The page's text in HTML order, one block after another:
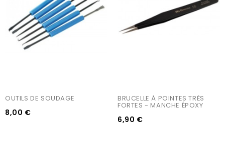
OUTILS DE SOUDAGE
8,00 €
BRUCELLE À POINTES TRÈS
FORTES - MANCHE ÉPOXY
6,90 €